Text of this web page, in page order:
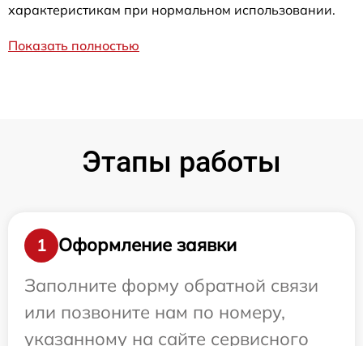
характеристикам при нормальном использовании.
Показать полностью
Этапы работы
1
Оформление заявки
Заполните форму обратной связи
или позвоните нам по номеру,
указанному на сайте сервисного